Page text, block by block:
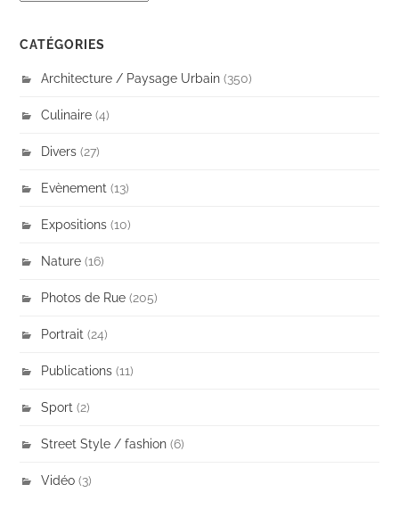
CATÉGORIES
Architecture / Paysage Urbain (350)
Culinaire (4)
Divers (27)
Evènement (13)
Expositions (10)
Nature (16)
Photos de Rue (205)
Portrait (24)
Publications (11)
Sport (2)
Street Style / fashion (6)
Vidéo (3)